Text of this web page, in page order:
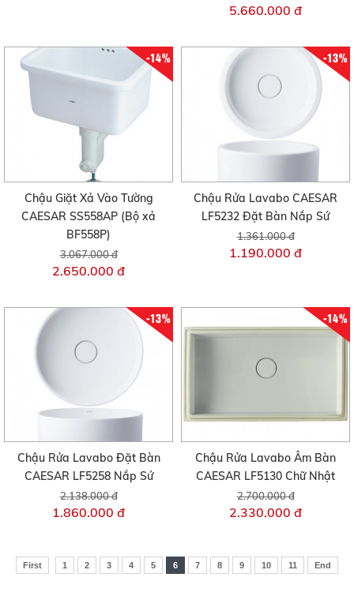
5.660.000 đ
-14%
Chậu Giặt Xả Vào Tường
CAESAR SS558AP (Bộ xả
BF558P)
3.067.000 đ
2.650.000 đ
-13%
Chậu Rửa Lavabo CAESAR
LF5232 Đặt Bàn Nắp Sứ
1.361.000 đ
1.190.000 đ
-13%
Chậu Rửa Lavabo Đặt Bàn
CAESAR LF5258 Nắp Sứ
2.138.000 đ
1.860.000 đ
-14%
Chậu Rửa Lavabo Âm Bàn
CAESAR LF5130 Chữ Nhật
2.700.000 đ
2.330.000 đ
First 1 2 3 4 5 6 7 8 9 10 11 End